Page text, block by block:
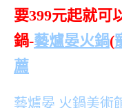
要399元起就可
鍋-藝爐晏火鍋(
薦
藝爐晏 火鍋美術